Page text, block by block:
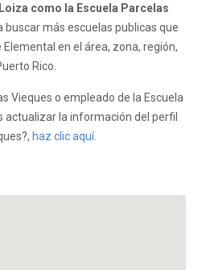
como la Escuela Parcelas
buscar más escuelas publicas que
en el área, zona, región,
Rico.
Vieques o empleado de la Escuela
actualizar la información del perfil
haz clic aquí.